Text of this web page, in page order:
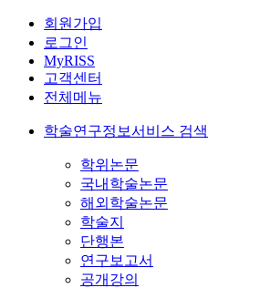
회원가입
로그인
MyRISS
고객센터
전체메뉴
학술연구정보서비스 검색
학위논문
국내학술논문
해외학술논문
학술지
단행본
연구보고서
공개강의